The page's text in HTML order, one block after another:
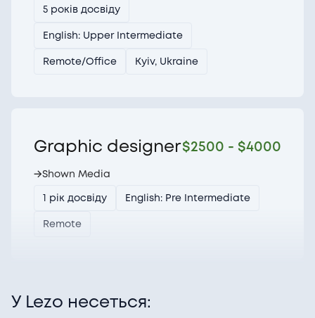
5 років досвіду
English: Upper Intermediate
Remote/Office Kyiv, Ukraine
Graphic designer$2500 - $4000
→Shown Media
1 рік досвіду English: Pre Intermediate
Remote
Graphic designer
У Lezo несеться: